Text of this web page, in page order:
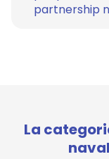
partnership
La